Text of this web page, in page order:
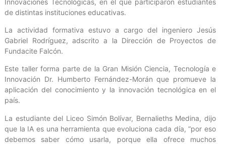
de distintas instituciones educativas.
La actividad formativa estuvo a cargo del ingeniero Jesús
Gabriel Rodríguez, adscrito a la Dirección de Proyectos de
Fundacite Falcón.
Este taller forma parte de la Gran Misión Ciencia, Tecnología e
Innovación Dr. Humberto Fernández-Morán que promueve la
aplicación del conocimiento y la innovación tecnológica en el
país.
La estudiante del Liceo Simón Bolívar, Bernalieths Medina, dijo
que la IA es una herramienta que evoluciona cada día, “por eso
debemos saber cómo usarla, porque ella ofrece muchos